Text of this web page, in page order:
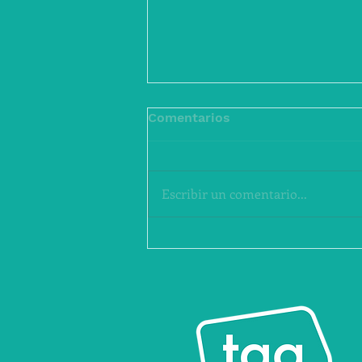
Comentarios
Escribir un comentario...